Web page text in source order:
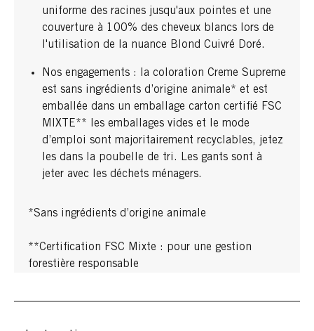
uniforme des racines jusqu'aux pointes et une
couverture à 100% des cheveux blancs lors de
l'utilisation de la nuance Blond Cuivré Doré.
Nos engagements : la coloration Creme Supreme
est sans ingrédients d’origine animale* et est
emballée dans un emballage carton certifié FSC
MIXTE** les emballages vides et le mode
d’emploi sont majoritairement recyclables, jetez
les dans la poubelle de tri. Les gants sont à
jeter avec les déchets ménagers.
*Sans ingrédients d’origine animale
**Certification FSC Mixte : pour une gestion
forestière responsable